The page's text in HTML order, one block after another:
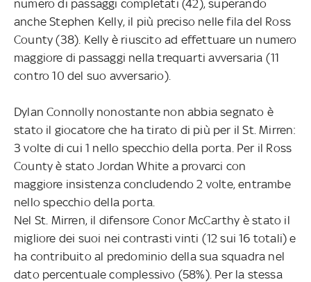
numero di passaggi completati (42), superando
anche Stephen Kelly, il più preciso nelle fila del Ross
County (38). Kelly è riuscito ad effettuare un numero
maggiore di passaggi nella trequarti avversaria (11
contro 10 del suo avversario).
Dylan Connolly nonostante non abbia segnato è
stato il giocatore che ha tirato di più per il St. Mirren:
3 volte di cui 1 nello specchio della porta. Per il Ross
County è stato Jordan White a provarci con
maggiore insistenza concludendo 2 volte, entrambe
nello specchio della porta.
Nel St. Mirren, il difensore Conor McCarthy è stato il
migliore dei suoi nei contrasti vinti (12 sui 16 totali) e
ha contribuito al predominio della sua squadra nel
dato percentuale complessivo (58%). Per la stessa